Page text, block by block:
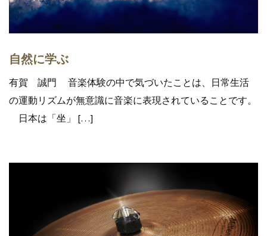
自然に学ぶ
有賀 誠門 音楽体験の中で気づいたことは、日常生活
の運動リズムが無意識に音楽に表現されていることです。
日本は「坐」 […]